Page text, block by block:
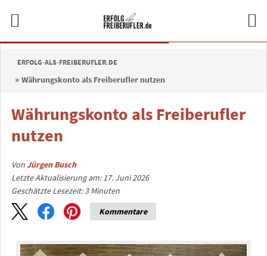
ERFOLG-ALS-FREIBERUFLER.DE
Währungskonto als Freiberufler nutzen
Währungskonto als Freiberufler
nutzen
VonJürgen Busch
Letzte Aktualisierung am: 17. Juni 2026
Geschätzte Lesezeit:3 Minuten
Kommentare